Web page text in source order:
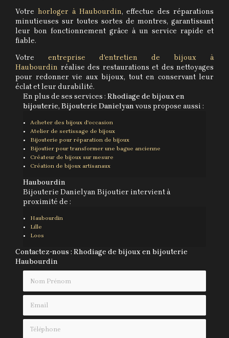
Votre horloger à Haubourdin, effectue des réparations
minutieuses sur toutes sortes de montres, garantissant
leur bon fonctionnement grâce à un service rapide et
fiable.
Votre entreprise d'entretien de bijoux à
Haubourdin réalise des restaurations et des nettoyages
pour redonner vie aux bijoux, tout en conservant leur
éclat et leur durabilité.
En plus de ses services : Rhodiage de bijoux en
bijouterie, Bijouterie Danielyan vous propose aussi :
Acheter des bijoux d'occasion
Atelier de sertissage de bijoux
Bijouterie pour réparation de bijoux
Bijoutier pour transformer une bague ancienne
Créateur de bijoux sur mesure
Création de bijoux artisanaux
Haubourdin
Bijouterie Danielyan Bijoutier intervient à
proximité de :
Haubourdin
Lille
Loos
Contactez-nous : Rhodiage de bijoux en bijouterie
Haubourdin